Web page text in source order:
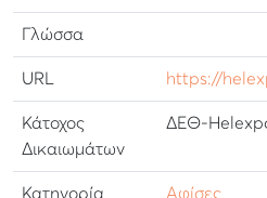
Γλώσσα
URL https://
Κάτοχος
Δικαιωμάτων
ΔΕΘ-
Κατηγορία Αφίσες